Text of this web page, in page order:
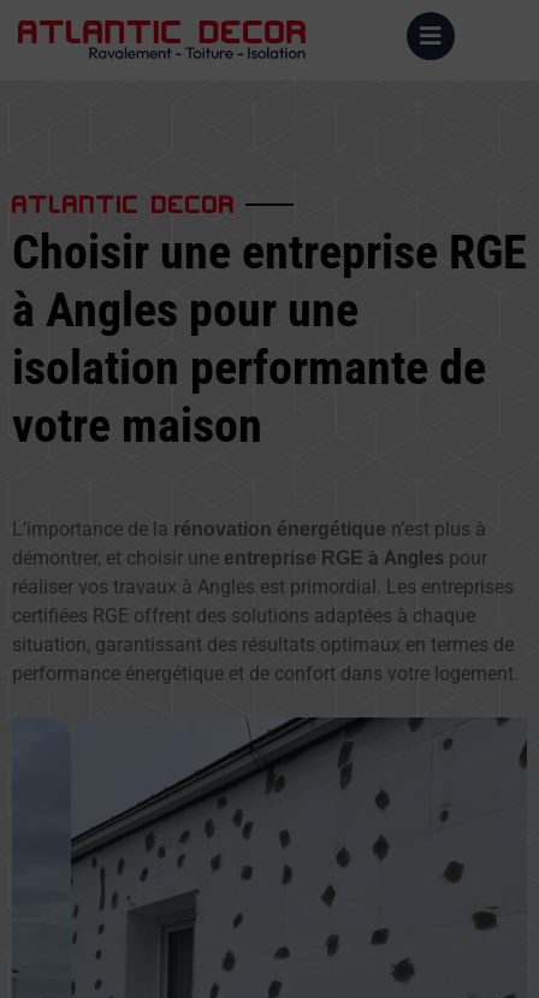
ATLANTIC DECOR
Choisir une entreprise RGE
à Angles pour une
isolation performante de
votre maison
L’importance de la rénovation énergétique n’est plus à
démontrer, et choisir une entreprise RGE à Angles pour
réaliser vos travaux à Angles est primordial. Les entreprises
certifiées RGE offrent des solutions adaptées à chaque
situation, garantissant des résultats optimaux en termes de
performance énergétique et de confort dans votre logement.